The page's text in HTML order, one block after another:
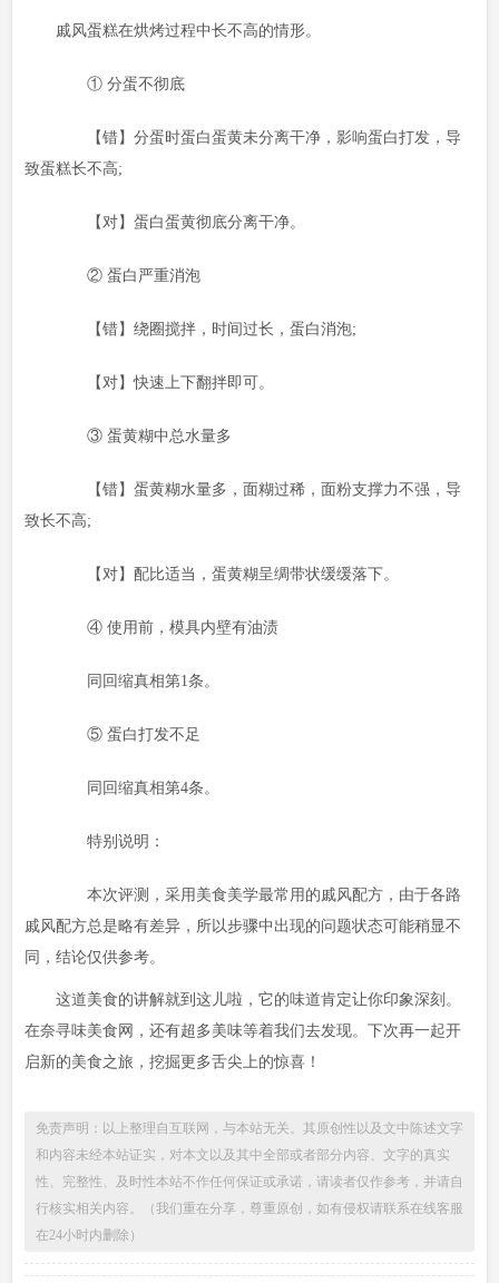
戚风蛋糕在烘烤过程中长不高的情形。
① 分蛋不彻底
【错】分蛋时蛋白蛋黄未分离干净，影响蛋白打发，导
致蛋糕长不高;
【对】蛋白蛋黄彻底分离干净。
② 蛋白严重消泡
【错】绕圈搅拌，时间过长，蛋白消泡;
【对】快速上下翻拌即可。
③ 蛋黄糊中总水量多
【错】蛋黄糊水量多，面糊过稀，面粉支撑力不强，导
致长不高;
【对】配比适当，蛋黄糊呈绸带状缓缓落下。
④ 使用前，模具内壁有油渍
同回缩真相第1条。
⑤ 蛋白打发不足
同回缩真相第4条。
特别说明：
本次评测，采用美食美学最常用的戚风配方，由于各路
戚风配方总是略有差异，所以步骤中出现的问题状态可能稍显不
同，结论仅供参考。
这道美食的讲解就到这儿啦，它的味道肯定让你印象深刻。
在奈寻味美食网，还有超多美味等着我们去发现。下次再一起开
启新的美食之旅，挖掘更多舌尖上的惊喜！
免责声明：以上整理自互联网，与本站无关。其原创性以及文中陈述文字
和内容未经本站证实，对本文以及其中全部或者部分内容、文字的真实
性、完整性、及时性本站不作任何保证或承诺，请读者仅作参考，并请自
行核实相关内容。（我们重在分享，尊重原创，如有侵权请联系在线客服
在24小时内删除）